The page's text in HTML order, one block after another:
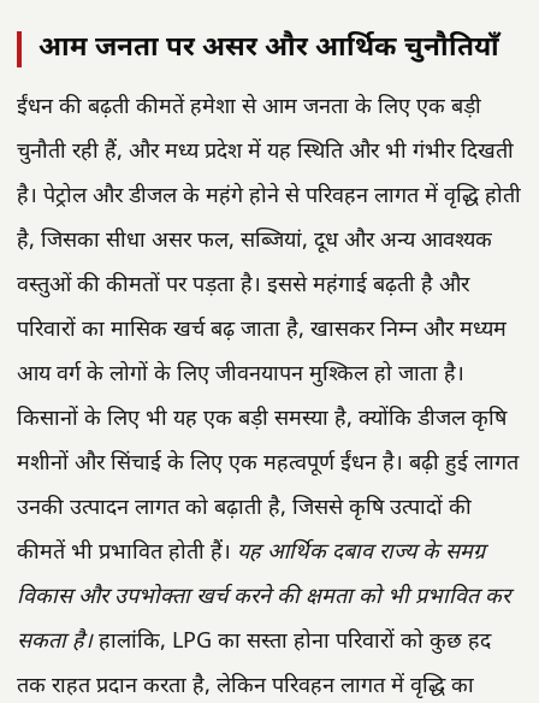
आम जनता पर असर और आर्थिक चुनौतियाँ
ईंधन की बढ़ती कीमतें हमेशा से आम जनता के लिए एक बड़ी
चुनौती रही हैं, और मध्य प्रदेश में यह स्थिति और भी गंभीर दिखती
है। पेट्रोल और डीजल के महंगे होने से परिवहन लागत में वृद्धि होती
है, जिसका सीधा असर फल, सब्जियां, दूध और अन्य आवश्यक
वस्तुओं की कीमतों पर पड़ता है। इससे महंगाई बढ़ती है और
परिवारों का मासिक खर्च बढ़ जाता है, खासकर निम्न और मध्यम
आय वर्ग के लोगों के लिए जीवनयापन मुश्किल हो जाता है।
किसानों के लिए भी यह एक बड़ी समस्या है, क्योंकि डीजल कृषि
मशीनों और सिंचाई के लिए एक महत्वपूर्ण ईंधन है। बढ़ी हुई लागत
उनकी उत्पादन लागत को बढ़ाती है, जिससे कृषि उत्पादों की
कीमतें भी प्रभावित होती हैं। यह आर्थिक दबाव राज्य के समग्र
विकास और उपभोक्ता खर्च करने की क्षमता को भी प्रभावित कर
सकता है।हालांकि, LPG का सस्ता होना परिवारों को कुछ हद
तक राहत प्रदान करता है, लेकिन परिवहन लागत में वृद्धि का